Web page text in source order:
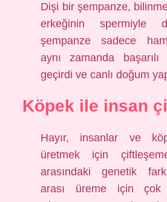
Dişi bir şempanze,
erkeğinin spermiyle
şempanze sadece
aynı zamanda
geçirdi ve canlı doğum
Köpek ile insan
Hayır, insanlar ve
üretmek için
arasındaki genetik
arası üreme için çok